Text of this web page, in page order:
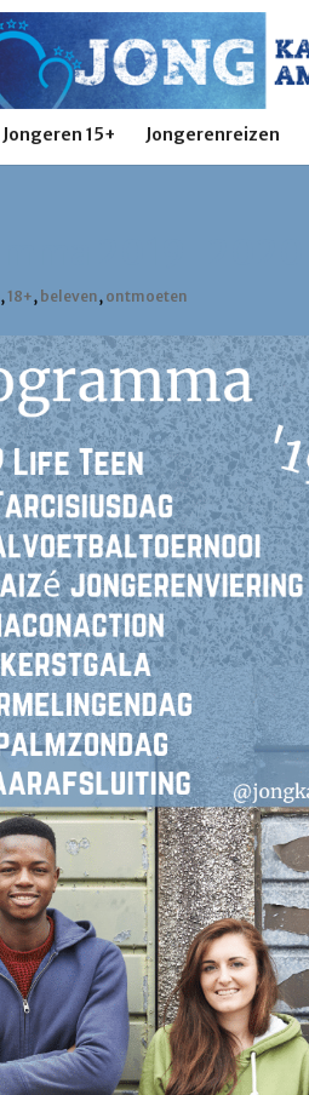
Jongeren 15+ Jongerenreizen
,18+, beleven, ontmoeten